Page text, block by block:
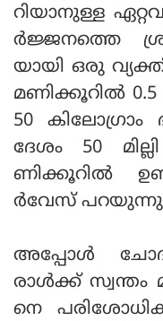
റിയാനുള്ള
ര്‍ജ്ജനത്തെ
യായി ഒരു
മണിക്കൂറില്‍
50
ദേശം 50
ണിക്കൂറില്‍
ര്‍വേസ്
അപ്പോള്‍
രാള്‍ക്ക്
നെ